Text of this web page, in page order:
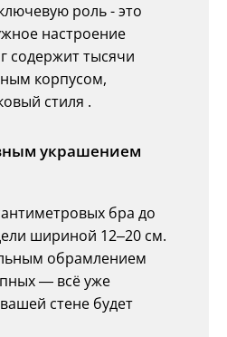
роль - это
настроение
содержит тысячи
корпусом,
стиля .
украшением
бра до
шириной 12–20 см.
обрамлением
— всё уже
стене будет